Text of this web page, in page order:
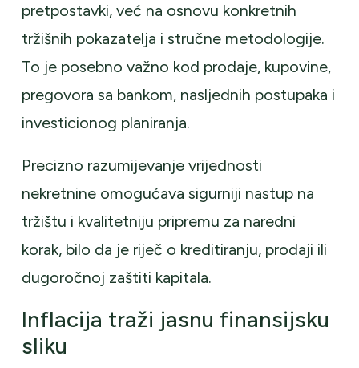
pretpostavki, već na osnovu konkretnih
tržišnih pokazatelja i stručne metodologije.
To je posebno važno kod prodaje, kupovine,
pregovora sa bankom, nasljednih postupaka i
investicionog planiranja.
Precizno razumijevanje vrijednosti
nekretnine omogućava sigurniji nastup na
tržištu i kvalitetniju pripremu za naredni
korak, bilo da je riječ o kreditiranju, prodaji ili
dugoročnoj zaštiti kapitala.
Inflacija traži jasnu finansijsku
sliku